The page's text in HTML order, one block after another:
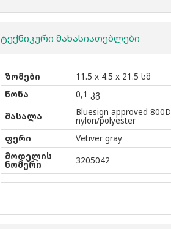
2
med
grey
ტექნიკური მახასიათებლები
ზომები
11.5 x 4.5 x 21.5 სმ
წონა
0,1 კგ
მასალა
Bluesign approved 800D
nylon/polyester
ფერი
Vetiver gray
მოდელის
ნომერი 3205042